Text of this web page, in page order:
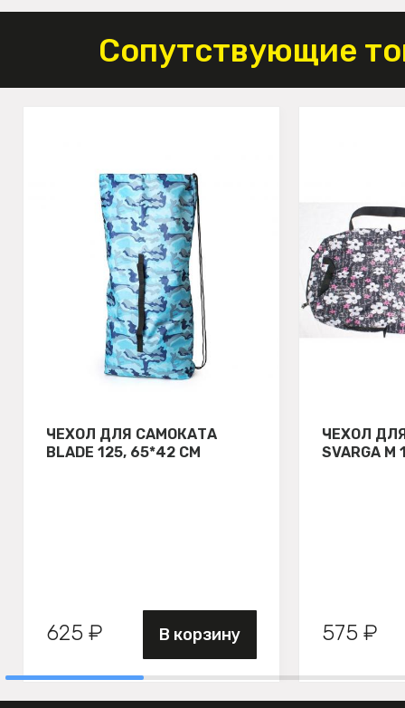
Сопутствующие
ЧЕХОЛ ДЛЯ САМОКАТА
BLADE 125, 65*42 СМ
625 ₽ В корзину
ЧЕХОЛ
SVARGA М
575 ₽